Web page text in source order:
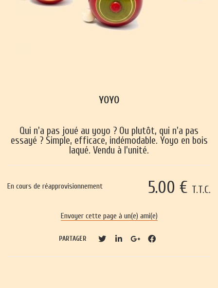
YOYO
Qui n'a pas joué au yoyo ? Ou plutôt, qui n'a pas
essayé ? Simple, efficace, indémodable. Yoyo en bois
laqué. Vendu à l'unité.
5.00 € T.T.C.
En cours de réapprovisionnement
Envoyer cette page à un(e) ami(e)
PARTAGER